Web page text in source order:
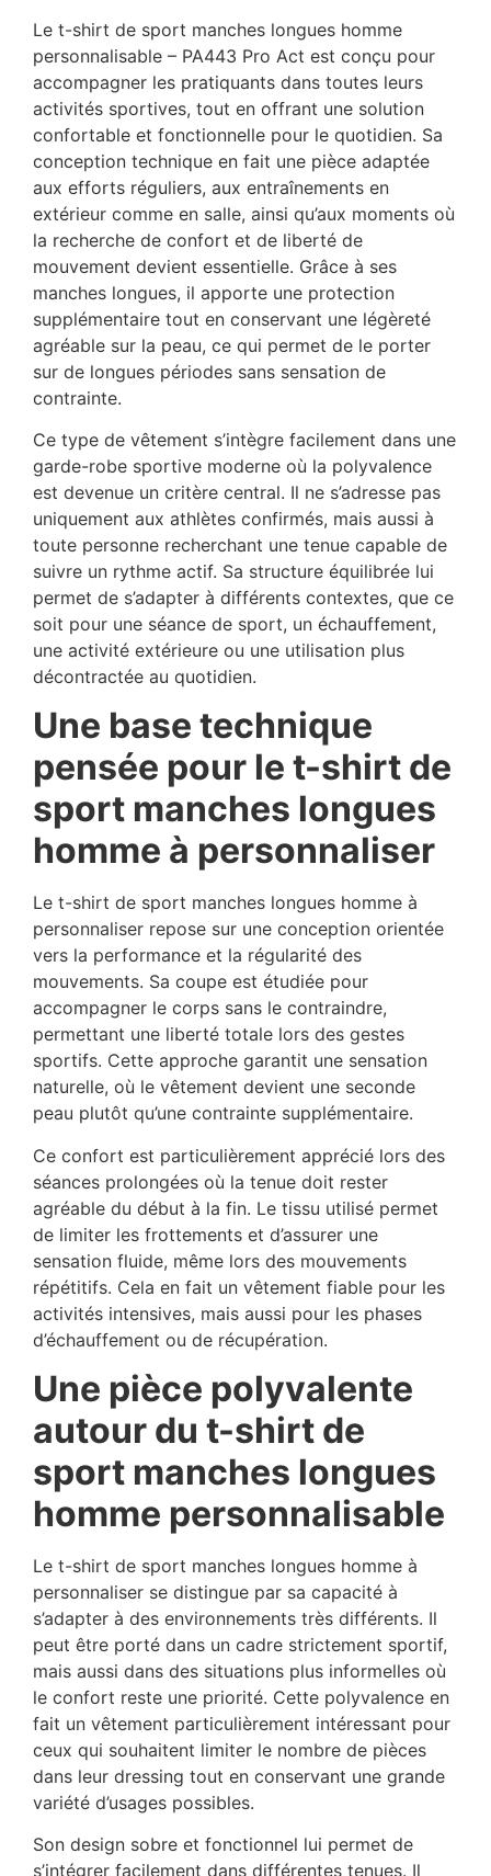
Le t-shirt de sport manches longues homme
personnalisable – PA443 Pro Act est conçu pour
accompagner les pratiquants dans toutes leurs
activités sportives, tout en offrant une solution
confortable et fonctionnelle pour le quotidien. Sa
conception technique en fait une pièce adaptée
aux efforts réguliers, aux entraînements en
extérieur comme en salle, ainsi qu’aux moments où
la recherche de confort et de liberté de
mouvement devient essentielle. Grâce à ses
manches longues, il apporte une protection
supplémentaire tout en conservant une légèreté
agréable sur la peau, ce qui permet de le porter
sur de longues périodes sans sensation de
contrainte.
Ce type de vêtement s’intègre facilement dans une
garde-robe sportive moderne où la polyvalence
est devenue un critère central. Il ne s’adresse pas
uniquement aux athlètes confirmés, mais aussi à
toute personne recherchant une tenue capable de
suivre un rythme actif. Sa structure équilibrée lui
permet de s’adapter à différents contextes, que ce
soit pour une séance de sport, un échauffement,
une activité extérieure ou une utilisation plus
décontractée au quotidien.
Une base technique
pensée pour le t-shirt de
sport manches longues
homme à personnaliser
Le t-shirt de sport manches longues homme à
personnaliser repose sur une conception orientée
vers la performance et la régularité des
mouvements. Sa coupe est étudiée pour
accompagner le corps sans le contraindre,
permettant une liberté totale lors des gestes
sportifs. Cette approche garantit une sensation
naturelle, où le vêtement devient une seconde
peau plutôt qu’une contrainte supplémentaire.
Ce confort est particulièrement apprécié lors des
séances prolongées où la tenue doit rester
agréable du début à la fin. Le tissu utilisé permet
de limiter les frottements et d’assurer une
sensation fluide, même lors des mouvements
répétitifs. Cela en fait un vêtement fiable pour les
activités intensives, mais aussi pour les phases
d’échauffement ou de récupération.
Une pièce polyvalente
autour du t-shirt de
sport manches longues
homme personnalisable
Le t-shirt de sport manches longues homme à
personnaliser se distingue par sa capacité à
s’adapter à des environnements très différents. Il
peut être porté dans un cadre strictement sportif,
mais aussi dans des situations plus informelles où
le confort reste une priorité. Cette polyvalence en
fait un vêtement particulièrement intéressant pour
ceux qui souhaitent limiter le nombre de pièces
dans leur dressing tout en conservant une grande
variété d’usages possibles.
Son design sobre et fonctionnel lui permet de
s’intégrer facilement dans différentes tenues. Il